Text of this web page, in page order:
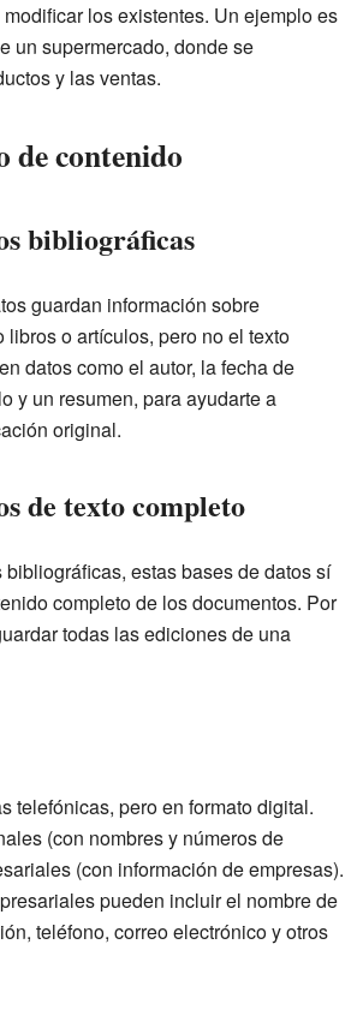
los existentes. Un ejemplo es
un supermercado, donde se
y las ventas.
de contenido
bibliográficas
guardan información sobre
libros o artículos, pero no el texto
datos como el autor, la fecha de
y un resumen, para ayudarte a
original.
de texto completo
estas bases de datos sí
completo de los documentos. Por
todas las ediciones de una
telefónicas, pero en formato digital.
(con nombres y números de
(con información de empresas).
pueden incluir el nombre de
teléfono, correo electrónico y otros